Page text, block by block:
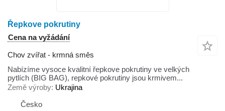
Řepkove pokrutiny
Cena na vyžádání
Chov zvířat - krmná směs
Nabízíme vysoce kvalitní řepkove pokrutiny ve velkých
pytlích (BIG BAG), repkové pokrutiny jsou krmivem...
Země výroby Ukrajina
Česko